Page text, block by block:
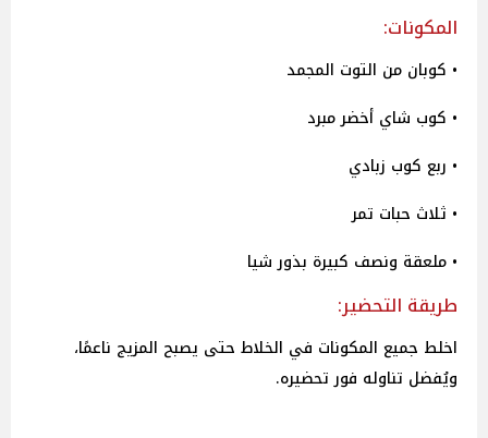
المكونات:
• كوبان من التوت المجمد
• كوب شاي أخضر مبرد
• ربع كوب زبادي
• ثلاث حبات تمر
• ملعقة ونصف كبيرة بذور شيا
طريقة التحضير:
اخلط جميع المكونات في الخلاط حتى يصبح المزيج ناعمًا،
ويُفضل تناوله فور تحضيره.